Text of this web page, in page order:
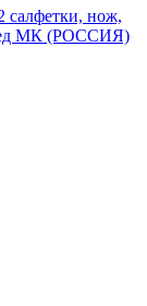
нож,
МК (РОССИЯ)